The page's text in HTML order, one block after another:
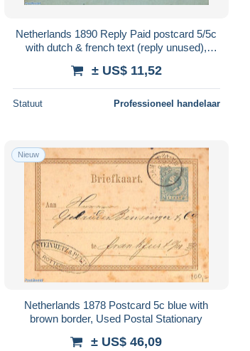
Netherlands 1890 Reply Paid postcard 5/5c
with dutch & french text (reply unused),
± US$ 11,52
Statuut Professioneel handelaar
Nieuw
Netherlands 1878 Postcard 5c blue with
brown border, Used Postal Stationary
± US$ 46,09